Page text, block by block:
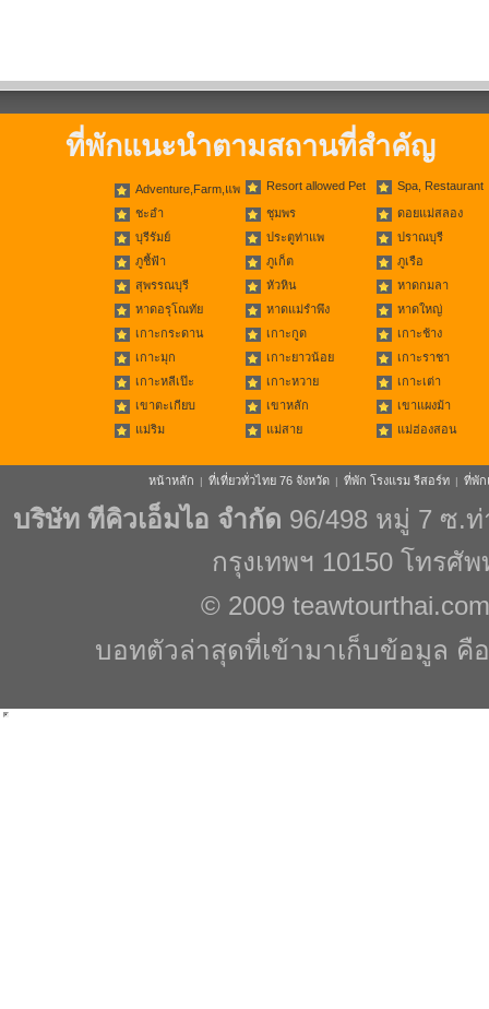
ที่พักแนะนำตามสถานที่สำคัญ
Adventure,Farm,แพ Resort allowed Pet Spa, Restaurant
ชะอำ ชุมพร
ดอยแม่สลอง
บุรีรัมย์
ประตูท่าแพ
ปราณบุรี
ภูชี้ฟ้า
ภูเก็ต
ภูเรือ
สุพรรณบุรี
หัวหิน
หาดกมลา
หาดอรุโณทัย
หาดแม่รำพึง
หาดใหญ่
เกาะกระดาน
เกาะกูด
เกาะช้าง
เกาะมุก
เกาะยาวน้อย
เกาะราชา
เกาะหลีเป๊ะ
เกาะหวาย
เกาะเต่า
เขาตะเกียบ
เขาหลัก
เขาแผงม้า
แม่ริม
แม่สาย แม่ฮ่องสอน
หน้าหลัก | ที่เที่ยวทั่วไทย 76 จังหวัด | ที่พัก โรงแรม รีสอร์ท | ที่พัก
บริษัท ทีคิวเอ็มไอ จำกัด 96/498 หมู่ 7 ซ.
กรุงเทพฯ 10150 โทรศั
© 2009 teawtourthai.com
บอทตัวล่าสุดที่เข้ามาเก็บข้อมูล คือ